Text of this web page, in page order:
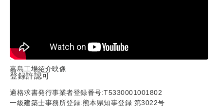
嘉島工場紹介映像
登録許認可
適格求書発行事業者登録番号:T5330001001802
一級建築士事務所登録:熊本県知事登録 第3022号